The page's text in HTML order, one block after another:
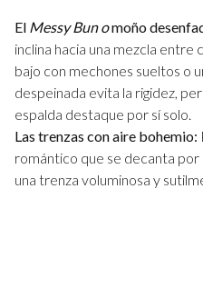
El Messy Bun omoño
inclina hacia una mezcla entre
bajo con mechones sueltos o
despeinada evita la rigidez,
espalda destaque por sí solo.
Las trenzas con aire bohemio:
romántico que se decanta
una trenza voluminosa y